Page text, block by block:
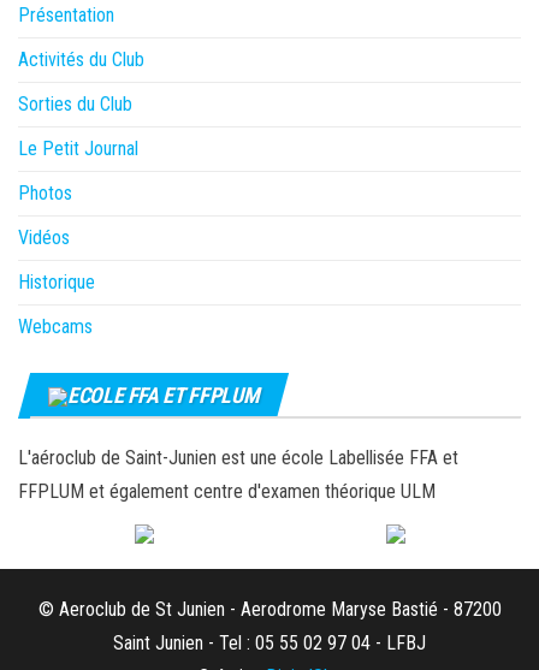
Présentation
Activités du Club
Sorties du Club
Le Petit Journal
Photos
Vidéos
Historique
Webcams
ECOLE FFA ET FFPLUM
L'aéroclub de Saint-Junien est une école Labellisée FFA et
FFPLUM et également centre d'examen théorique ULM
© Aeroclub de St Junien - Aerodrome Maryse Bastié - 87200
Saint Junien - Tel : 05 55 02 97 04 - LFBJ